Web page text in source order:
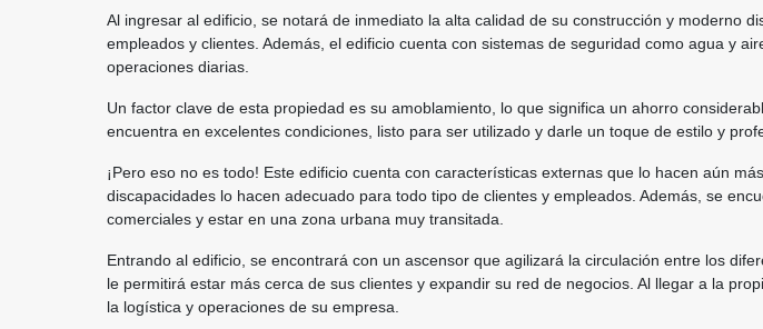
Al ingresar al edificio, se notará de inmediato la alta calidad de su construcción y moderno
empleados y clientes. Además, el edificio cuenta con sistemas de seguridad como agua y
operaciones diarias.
Un factor clave de esta propiedad es su amoblamiento, lo que significa un ahorro
encuentra en excelentes condiciones, listo para ser utilizado y darle un toque de estilo y
¡Pero eso no es todo! Este edificio cuenta con características externas que lo hacen aún
discapacidades lo hacen adecuado para todo tipo de clientes y empleados. Además, se
comerciales y estar en una zona urbana muy transitada.
Entrando al edificio, se encontrará con un ascensor que agilizará la circulación entre los
le permitirá estar más cerca de sus clientes y expandir su red de negocios. Al llegar a la
la logística y operaciones de su empresa.